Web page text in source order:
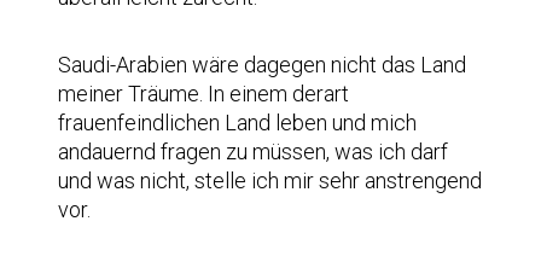
Saudi-Arabien wäre dagegen nicht das Land
meiner Träume. In einem derart
frauenfeindlichen Land leben und mich
andauernd fragen zu müssen, was ich darf
und was nicht, stelle ich mir sehr anstrengend
vor.